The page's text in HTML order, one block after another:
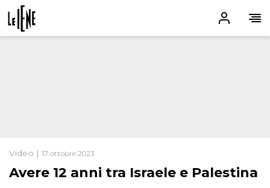
Video | 17 ottobre 2023
Avere 12 anni tra Israele e Palestina